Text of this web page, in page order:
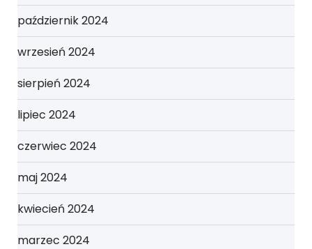
październik 2024
wrzesień 2024
sierpień 2024
lipiec 2024
czerwiec 2024
maj 2024
kwiecień 2024
marzec 2024